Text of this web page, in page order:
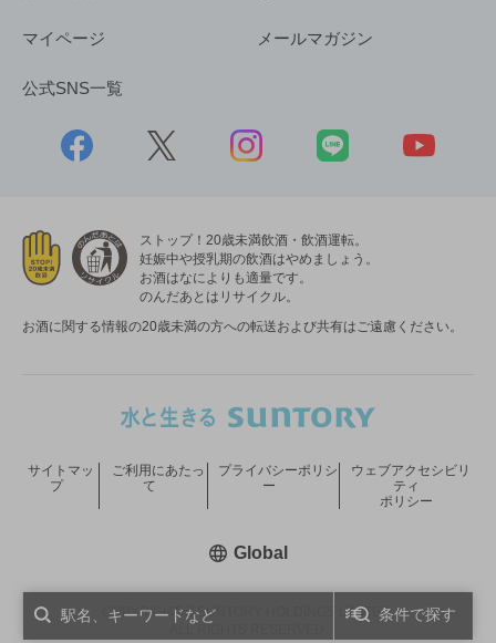
条件で探す
マイページ メールマガジン
公式SNS一覧
ストップ！20歳未満飲酒・飲酒運転。
妊娠中や授乳期の飲酒はやめましょう。
お酒はなによりも適量です。
のんだあとはリサイクル。
お酒に関する情報の20歳未満の方への転送および共有はご遠慮ください。
COPYRIGHT © SUNTORY HOLDINGS LIMITED.
サイトマッ
プ
ご利用にあたっ
て
プライバシーポリシ
ー
ウェブアクセシビリ
ティ
ポリシー
Global新しいウィンドウで開く